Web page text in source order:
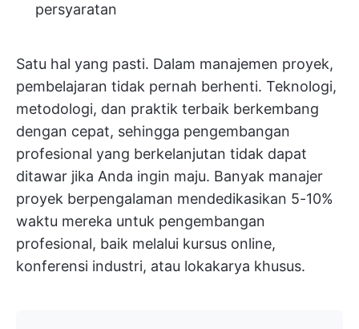
persyaratan
Satu hal yang pasti. Dalam manajemen proyek,
pembelajaran tidak pernah berhenti. Teknologi,
metodologi, dan praktik terbaik berkembang
dengan cepat, sehingga pengembangan
profesional yang berkelanjutan tidak dapat
ditawar jika Anda ingin maju. Banyak manajer
proyek berpengalaman mendedikasikan 5-10%
waktu mereka untuk pengembangan
profesional, baik melalui kursus online,
konferensi industri, atau lokakarya khusus.